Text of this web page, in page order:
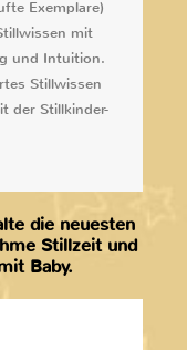
Exemplare)
mit
und Intuition.
Stillwissen
der Stillkinder-
die neuesten
Stillzeit und
Baby.